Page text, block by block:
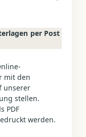
per Post
mit den
unserer
stellen.
PDF
werden.